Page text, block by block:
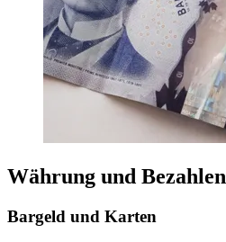
Währung und Bezahlen
Bargeld und Karten